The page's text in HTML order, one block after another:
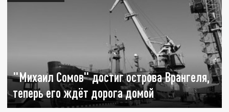
"Михаил Сомов" достиг острова Врангеля,
теперь его ждёт дорога домой